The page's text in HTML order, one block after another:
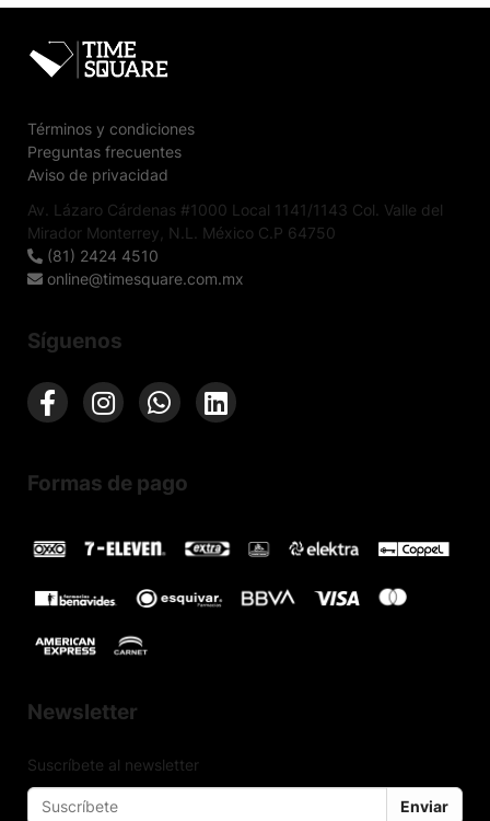
Términos y condiciones
Preguntas frecuentes
Aviso de privacidad
Av. Lázaro Cárdenas #1000 Local 1141/1143 Col. Valle del
Mirador Monterrey, N.L. México C.P 64750
(81) 2424 4510
online@timesquare.com.mx
Síguenos
Formas de pago
Newsletter
Suscríbete al newsletter
Enviar